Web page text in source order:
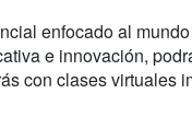
enfocado al
e innovación,
con clases virtuales